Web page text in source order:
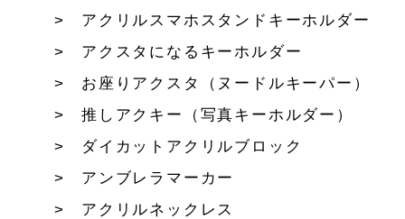
アクリルスマホスタンドキーホルダー
アクスタになるキーホルダー
お座りアクスタ（ヌードルキーパー）
推しアクキー（写真キーホルダー）
ダイカットアクリルブロック
アンブレラマーカー
アクリルネックレス